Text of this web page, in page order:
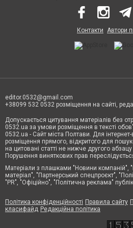
Контакти Автори
editor.0532@gmail.com
+38099 532 0532 розміщення на сайті,
Допускається цитування матеріалів без
0532.ua за умови розміщення в тексті
0532.ua - Сайт міста Полтави. Для
розміщення прямого, відкритого для
на цитовані статті не нижче другого
Порушення виняткових прав
Матеріали з плашками "Новини компаній",
матеріал", "Партнерський спецпроєкт",
"PR", "Офіційно", "Політична реклама"
Політика конфіденційності Правила сайту
класифайд Редакційна політика